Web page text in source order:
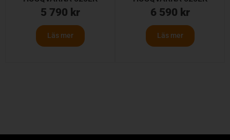
5 790 kr
Läs mer
6 590 kr
Läs mer